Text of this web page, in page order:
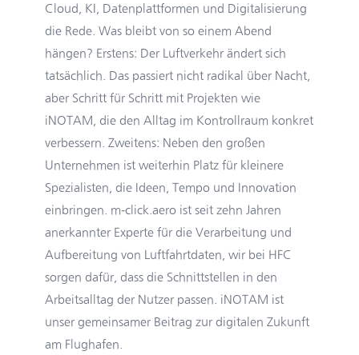
Cloud, KI, Datenplattformen und Digitalisierung
die Rede. Was bleibt von so einem Abend
hängen? Erstens: Der Luftverkehr ändert sich
tatsächlich. Das passiert nicht radikal über Nacht,
aber Schritt für Schritt mit Projekten wie
iNOTAM, die den Alltag im Kontrollraum konkret
verbessern. Zweitens: Neben den großen
Unternehmen ist weiterhin Platz für kleinere
Spezialisten, die Ideen, Tempo und Innovation
einbringen. m‑click.aero ist seit zehn Jahren
anerkannter Experte für die Verarbeitung und
Aufbereitung von Luftfahrtdaten, wir bei HFC
sorgen dafür, dass die Schnittstellen in den
Arbeitsalltag der Nutzer passen. iNOTAM ist
unser gemeinsamer Beitrag zur digitalen Zukunft
am Flughafen.